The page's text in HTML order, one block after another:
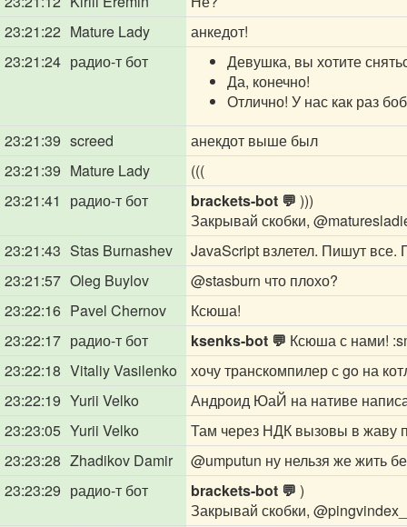
23:21:22 Mature Lady
анкедот!
23:21:24 радио-т бот
Девушка, вы хотите
Да, конечно!
Отлично! У нас как раз
23:21:39 screed
анекдот выше был
23:21:39 Mature Lady
(((
23:21:41
радио-т бот brackets-bot 💬 )))
Закрывай скобки,
23:21:43 Stas Burnashev
JavaScript взлетел. Пишут все.
23:21:57 Oleg Buylov @stasburn что плохо?
23:22:16 Pavel Chernov
Ксюша!
23:22:17 радио-т бот ksenks-bot 💬 Ксюша с нами!
23:22:18 Vitaliy Vasilenko
хочу транскомпилер с go на
23:22:19 Yurii Velko
Андроид ЮаЙ на нативе
23:23:05 Yurii Velko
Там через НДК вызовы в жаву
23:23:28 Zhadikov Damir @umputun ну нельзя же жить
23:23:29 радио-т бот brackets-bot 💬 )
Закрывай скобки,